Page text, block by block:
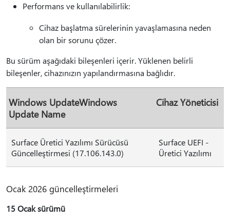
Performans ve kullanılabilirlik:
Cihaz başlatma sürelerinin yavaşlamasına neden
olan bir sorunu çözer.
Bu sürüm aşağıdaki bileşenleri içerir. Yüklenen belirli
bileşenler, cihazınızın yapılandırmasına bağlıdır.
Windows UpdateWindows
Update Name
Cihaz Yöneticisi
Surface Üretici Yazılımı Sürücüsü
Güncelleştirmesi (17.106.143.0)
Surface UEFI -
Üretici Yazılımı
Ocak 2026 güncelleştirmeleri
15 Ocak sürümü